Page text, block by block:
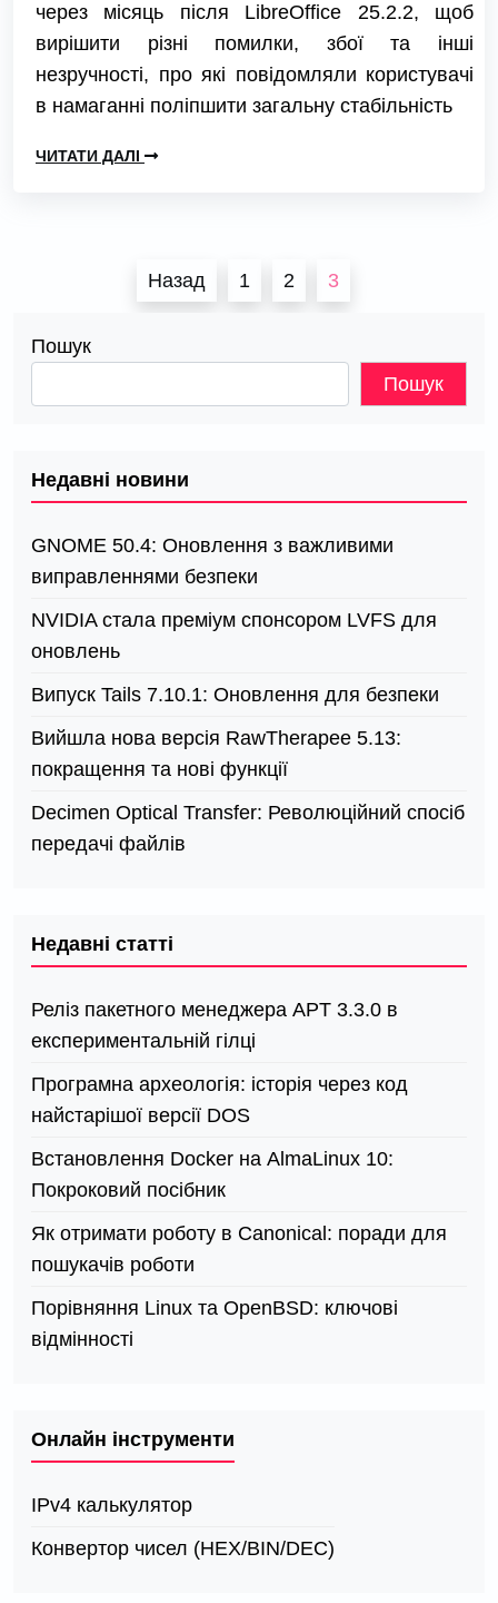
через місяць після LibreOffice 25.2.2, щоб
вирішити різні помилки, збої та інші
незручності, про які повідомляли користувачі
в намаганні поліпшити загальну стабільність
ЧИТАТИ ДАЛІ
ПагінаціяНазад 1 2 3
Пошук
Пошук
Недавні новини
GNOME 50.4: Оновлення з важливими
виправленнями безпеки
NVIDIA стала преміум спонсором LVFS для
оновлень
Випуск Tails 7.10.1: Оновлення для безпеки
Вийшла нова версія RawTherapee 5.13:
покращення та нові функції
Decimen Optical Transfer: Революційний спосіб
передачі файлів
Недавні статті
Реліз пакетного менеджера APT 3.3.0 в
експериментальній гілці
Програмна археологія: історія через код
найстарішої версії DOS
Встановлення Docker на AlmaLinux 10:
Покроковий посібник
Як отримати роботу в Canonical: поради для
пошукачів роботи
Порівняння Linux та OpenBSD: ключові
відмінності
Онлайн інструменти
IPv4 калькулятор
Конвертор чисел (HEX/BIN/DEC)